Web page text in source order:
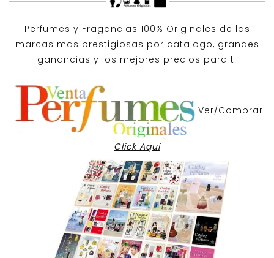
Perfumes y Fragancias 100% Originales de las
marcas mas prestigiosas por catalogo, grandes
ganancias y los mejores precios para ti
Ver/Comprar
Click Aqui